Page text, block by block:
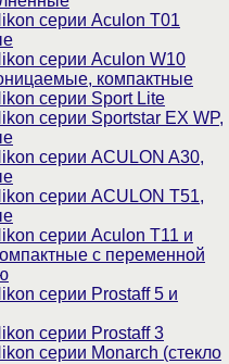
серии Aculon T01
серии Aculon W10
компактные
серии Sport Lite
серии Sportstar EX WP,
серии ACULON A30,
серии ACULON Т51,
серии Aculon T11 и
с переменной
серии Prostaff 5 и
серии Prostaff 3
серии Monarch (стекло